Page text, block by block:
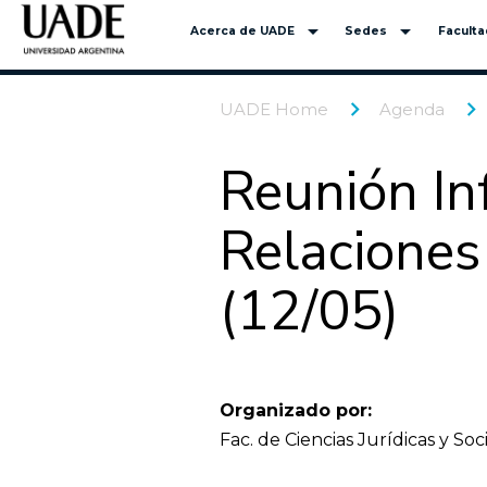
Acerca de UADE arrow_drop_down Sedes arrow_drop_down
UADE Home Agenda
Reunión
(12/05)
Organizado por:
Fac. de Ciencias Jurídicas y